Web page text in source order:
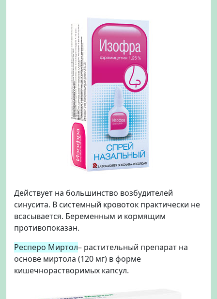
Действует на большинство возбудителей
синусита. В системный кровоток практически не
всасывается. Беременным и кормящим
противопоказан.
Респеро Миртол– растительный препарат на
основе миртола (120 мг) в форме
кишечнорастворимых капсул.